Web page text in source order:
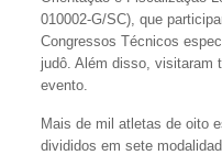
010002-G/SC), que
Congressos Técnicos
judô. Além disso, visitaram
evento.
Mais de mil atletas de oito
divididos em sete